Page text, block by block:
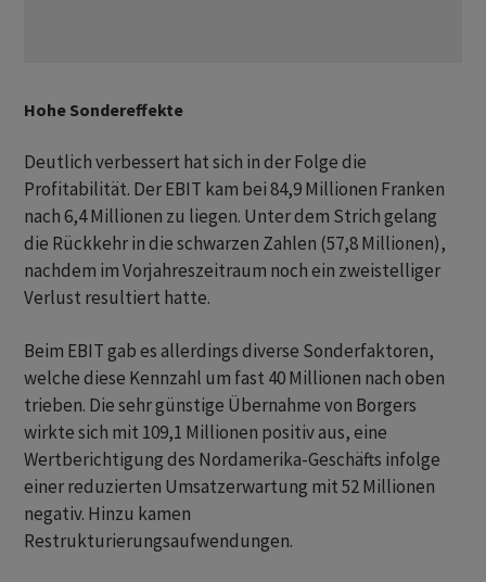
Hohe Sondereffekte
Deutlich verbessert hat sich in der Folge die
Profitabilität. Der EBIT kam bei 84,9 Millionen Franken
nach 6,4 Millionen zu liegen. Unter dem Strich gelang
die Rückkehr in die schwarzen Zahlen (57,8 Millionen),
nachdem im Vorjahreszeitraum noch ein zweistelliger
Verlust resultiert hatte.
Beim EBIT gab es allerdings diverse Sonderfaktoren,
welche diese Kennzahl um fast 40 Millionen nach oben
trieben. Die sehr günstige Übernahme von Borgers
wirkte sich mit 109,1 Millionen positiv aus, eine
Wertberichtigung des Nordamerika-Geschäfts infolge
einer reduzierten Umsatzerwartung mit 52 Millionen
negativ. Hinzu kamen
Restrukturierungsaufwendungen.